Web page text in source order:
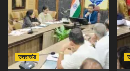
उत्तराखंड